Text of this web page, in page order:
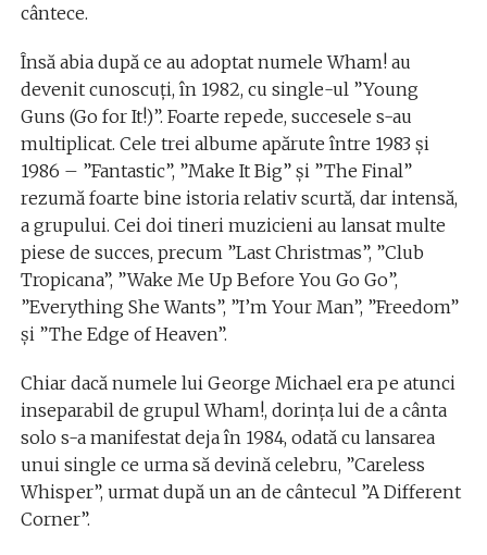
cântece.
Însă abia după ce au adoptat numele Wham! au
devenit cunoscuţi, în 1982, cu single-ul ”Young
Guns (Go for It!)”. Foarte repede, succesele s-au
multiplicat. Cele trei albume apărute între 1983 şi
1986 – ”Fantastic”, ”Make It Big” şi ”The Final”
rezumă foarte bine istoria relativ scurtă, dar intensă,
a grupului. Cei doi tineri muzicieni au lansat multe
piese de succes, precum ”Last Christmas”, ”Club
Tropicana”, ”Wake Me Up Before You Go Go”,
”Everything She Wants”, ”I’m Your Man”, ”Freedom”
şi ”The Edge of Heaven”.
Chiar dacă numele lui George Michael era pe atunci
inseparabil de grupul Wham!, dorinţa lui de a cânta
solo s-a manifestat deja în 1984, odată cu lansarea
unui single ce urma să devină celebru, ”Careless
Whisper”, urmat după un an de cântecul ”A Different
Corner”.